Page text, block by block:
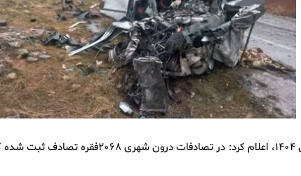
رئیس پلیس راه راهور فراجا با اشاره به جزئیات تصادفات روز اول فروردین ۱۴۰۴، اعلام کرد: در تصادفات درون شهری ۲۰۶۸فقره